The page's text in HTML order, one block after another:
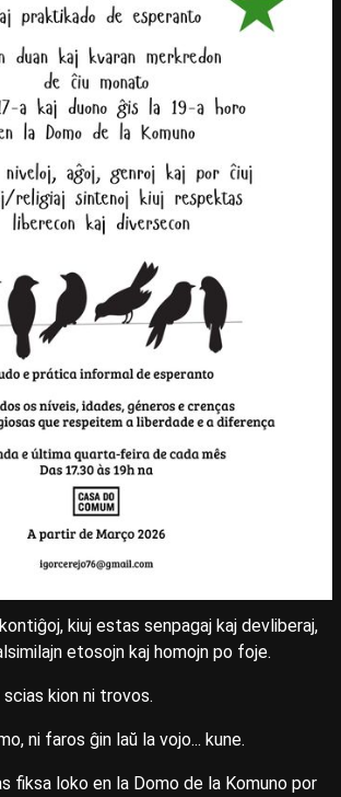
kiuj estas senpagaj kaj devliberaj,
etosojn kaj homojn po foje.
kion ni trovos.
ni faros ĝin laŭ la vojo... kune.
fiksa loko en la Domo de la Komuno por